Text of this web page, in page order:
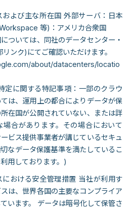
および主な所在国 外部サーバ：日本
等)：アメリカ合衆国
ついては、同社のデータセンター・
ンク)にてご確認いただけます。
about/datacenters/locatio
定に関する特記事項：一部のクラウ
は、運用上の都合によりデータが保
在国が公開されていない、または詳
場合があります。その場合において
ビス提供事業者が講じているセキュ
なデータ保護基準を満たしているこ
用しております。)
における安全管理措置 当社が利用す
は、世界各国の主要なコンプライア
います。 データは暗号化して保管さ